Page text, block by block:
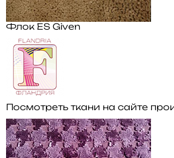
Флок ES Given
Посмотреть ткани на сайте